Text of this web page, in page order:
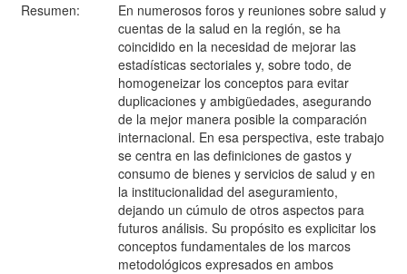
Resumen:
En numerosos foros y reuniones sobre salud y
cuentas de la salud en la región, se ha
coincidido en la necesidad de mejorar las
estadísticas sectoriales y, sobre todo, de
homogeneizar los conceptos para evitar
duplicaciones y ambigüedades, asegurando
de la mejor manera posible la comparación
internacional. En esa perspectiva, este trabajo
se centra en las definiciones de gastos y
consumo de bienes y servicios de salud y en
la institucionalidad del aseguramiento,
dejando un cúmulo de otros aspectos para
futuros análisis. Su propósito es explicitar los
conceptos fundamentales de los marcos
metodológicos expresados en ambos